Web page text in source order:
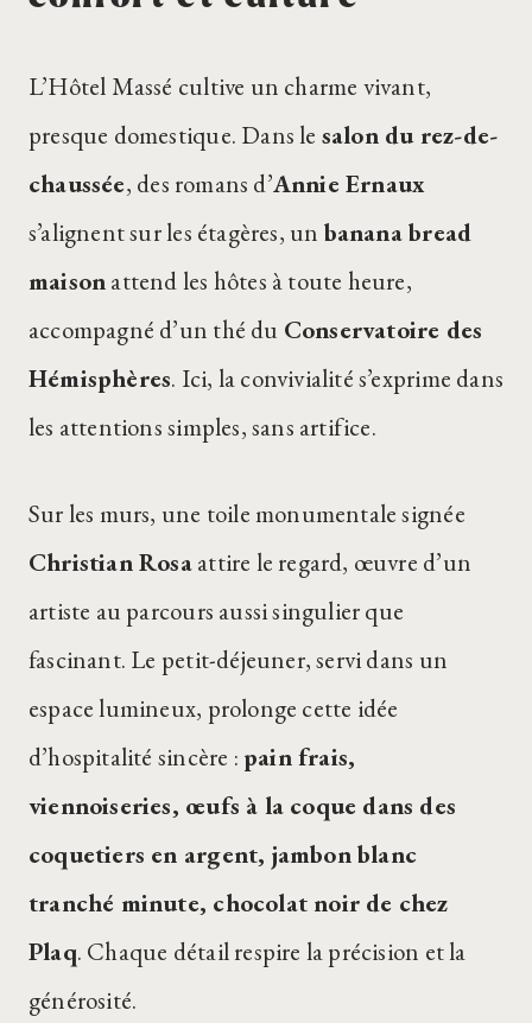
L’Hôtel Massé cultive un charme vivant,
presque domestique. Dans le salon du rez-de-
chaussée, des romans d’Annie Ernaux
s’alignent sur les étagères, un banana bread
maisonattend les hôtes à toute heure,
accompagné d’un thé du Conservatoire des
Hémisphères. Ici, la convivialité s’exprime dans
les attentions simples, sans artifice.
Sur les murs, une toile monumentale signée
Christian Rosaattire le regard, œuvre d’un
artiste au parcours aussi singulier que
fascinant. Le petit-déjeuner, servi dans un
espace lumineux, prolonge cette idée
d’hospitalité sincère : pain frais,
viennoiseries, œufs à la coque dans des
coquetiers en argent, jambon blanc
tranché minute, chocolat noir de chez
Plaq. Chaque détail respire la précision et la
générosité.